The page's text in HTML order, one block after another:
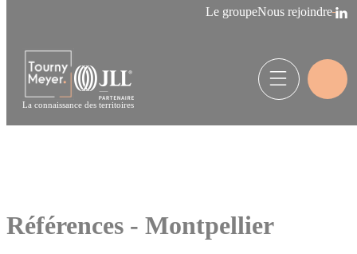
Le groupeNous rejoindre
La connaissance des territoires
Références - Montpellier